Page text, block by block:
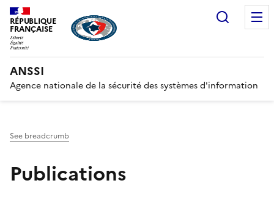
RÉPUBLIQUE
FRANÇAISE
Search
ANSSI
Agence nationale de la sécurité des systèmes d'information
See breadcrumb
Publications